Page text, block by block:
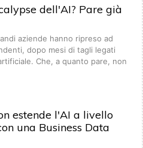
dell'AI? Pare già
aziende hanno ripreso ad
dopo mesi di tagli legati
Che, a quanto pare, non
estende l'AI a livello
una Business Data